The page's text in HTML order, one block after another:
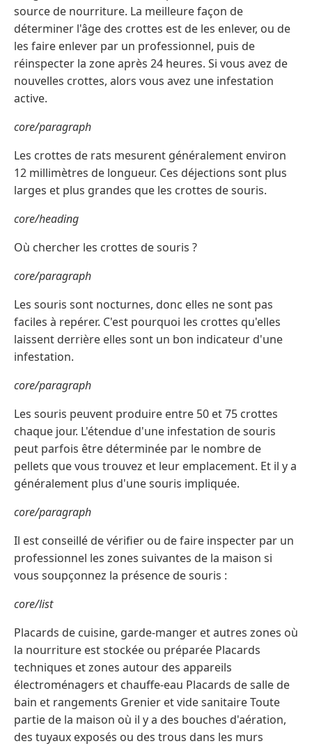
source de nourriture. La meilleure façon de
déterminer l'âge des crottes est de les enlever, ou de
les faire enlever par un professionnel, puis de
réinspecter la zone après 24 heures. Si vous avez de
nouvelles crottes, alors vous avez une infestation
active.
core/paragraph
Les crottes de rats mesurent généralement environ
12 millimètres de longueur. Ces déjections sont plus
larges et plus grandes que les crottes de souris.
core/heading
Où chercher les crottes de souris ?
core/paragraph
Les souris sont nocturnes, donc elles ne sont pas
faciles à repérer. C'est pourquoi les crottes qu'elles
laissent derrière elles sont un bon indicateur d'une
infestation.
core/paragraph
Les souris peuvent produire entre 50 et 75 crottes
chaque jour. L'étendue d'une infestation de souris
peut parfois être déterminée par le nombre de
pellets que vous trouvez et leur emplacement. Et il y a
généralement plus d'une souris impliquée.
core/paragraph
Il est conseillé de vérifier ou de faire inspecter par un
professionnel les zones suivantes de la maison si
vous soupçonnez la présence de souris :
core/list
Placards de cuisine, garde-manger et autres zones où
la nourriture est stockée ou préparée Placards
techniques et zones autour des appareils
électroménagers et chauffe-eau Placards de salle de
bain et rangements Grenier et vide sanitaire Toute
partie de la maison où il y a des bouches d'aération,
des tuyaux exposés ou des trous dans les murs